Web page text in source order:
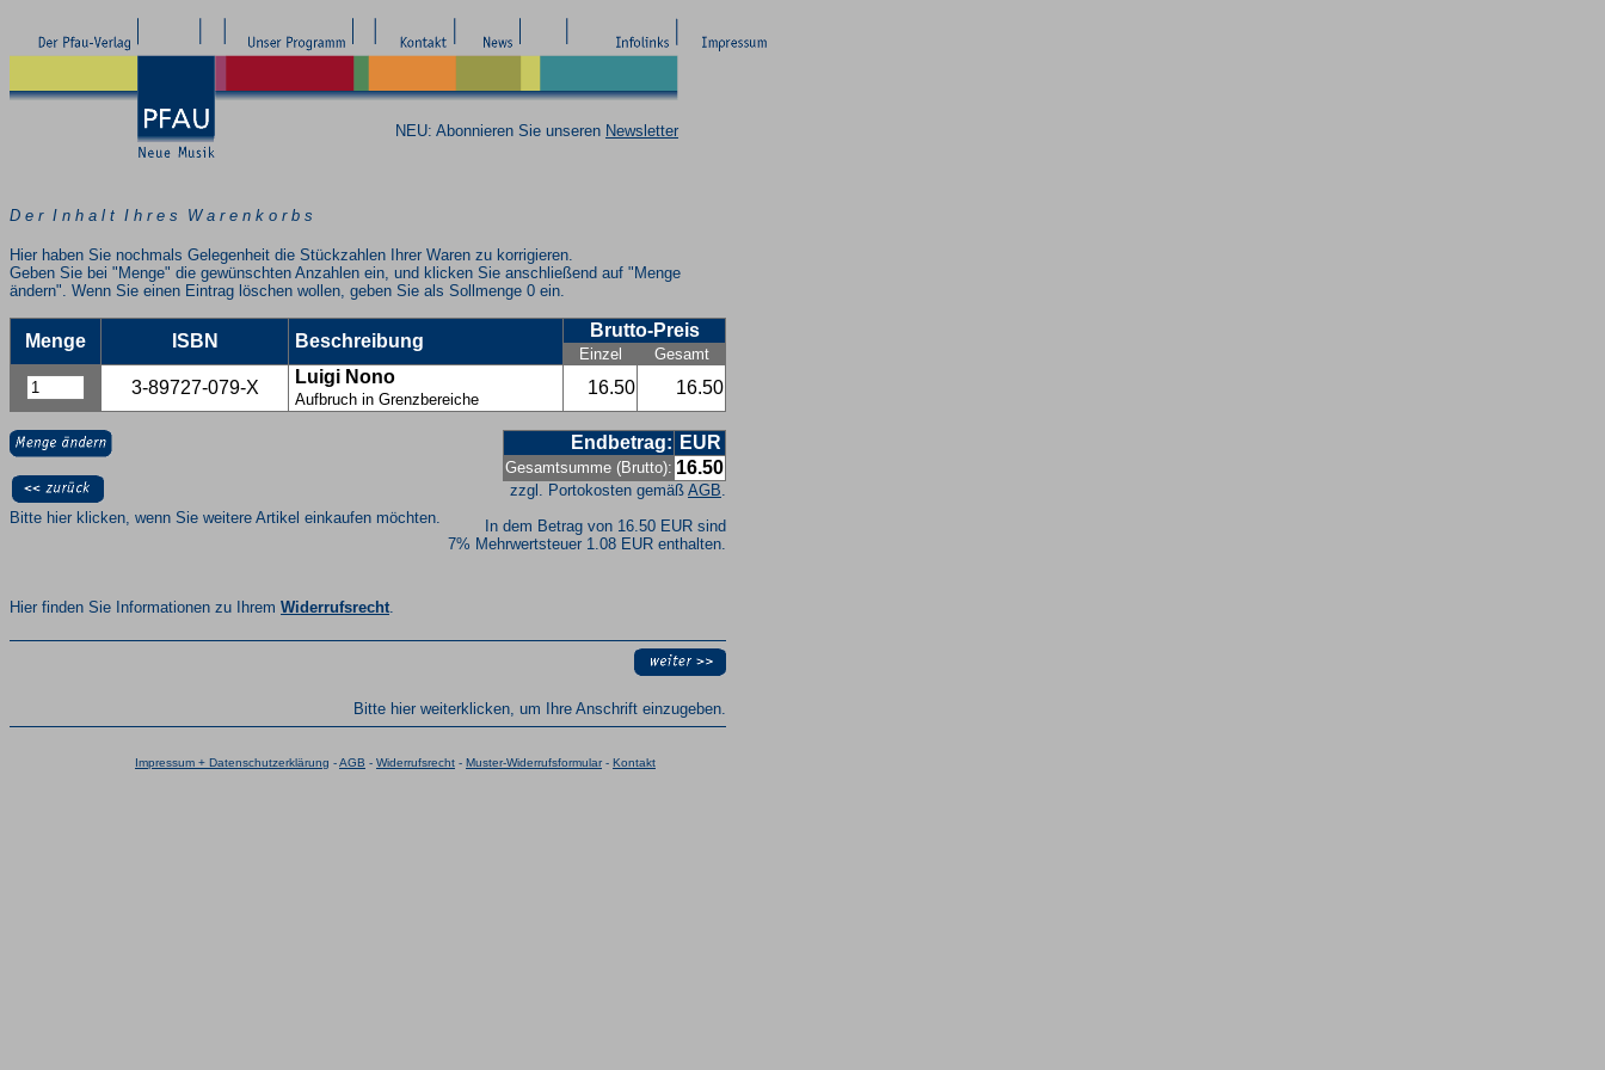
NEU: Abonnieren Sie unseren Newsletter
D e r I n h a l t I h r e s W a r e n k o r b s
Hier haben Sie nochmals Gelegenheit die Stückzahlen Ihrer Waren zu korrigieren.
Geben Sie bei "Menge" die gewünschten Anzahlen ein, und klicken Sie anschließend auf "Menge
ändern". Wenn Sie einen Eintrag löschen wollen, geben Sie als Sollmenge 0 ein.
Menge ISBN Beschreibung
Brutto-Preis
Einzel Gesamt
3-89727-079-X
Luigi Nono
Aufbruch in Grenzbereiche
16.50 16.50
Endbetrag: EUR
Gesamtsumme (Brutto): 16.50
zzgl. Portokosten gemäß AGB.
In dem Betrag von 16.50 EUR sind
7% Mehrwertsteuer 1.08 EUR enthalten.
Bitte hier klicken, wenn Sie weitere Artikel einkaufen möchten.
Hier finden Sie Informationen zu Ihrem Widerrufsrecht.
Bitte hier weiterklicken, um Ihre Anschrift einzugeben.
Impressum + Datenschutzerklärung -AGB - Widerrufsrecht - Muster-Widerrufsformular- Kontakt